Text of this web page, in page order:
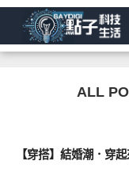
ALL
【穿搭】結婚潮．穿